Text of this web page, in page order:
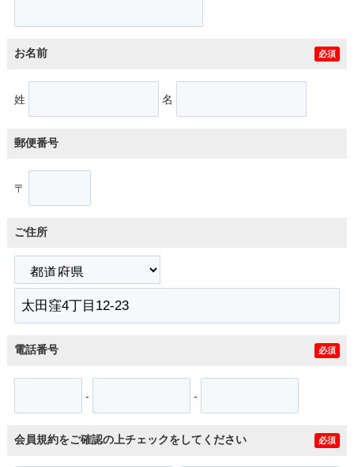
お名前 必須
姓 名
郵便番号
〒
ご住所
電話番号 必須
- -
会員規約をご確認の上チェックをしてください 必須